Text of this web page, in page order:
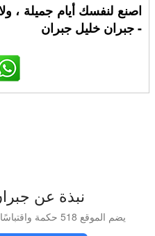
اصنع لنفسك أيام جميلة ،
- جبران خليل جبران
نبذة عن
يضم الموقع 518 حكمة واقتباسًا منسوبة إلى جبران خليل جبران